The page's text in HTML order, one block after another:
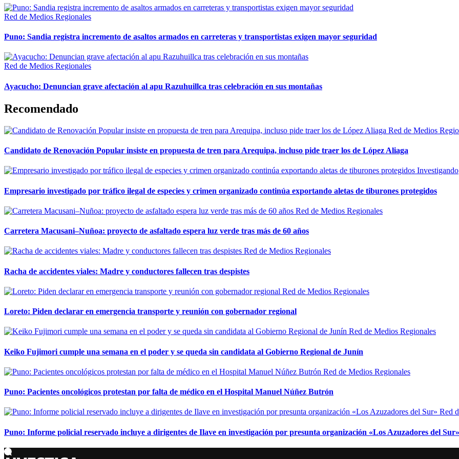
Red de Medios Regionales
Puno: Sandia registra incremento de asaltos armados en carreteras y transportistas exigen mayor seguridad
Red de Medios Regionales
Ayacucho: Denuncian grave afectación al apu Razuhuillca tras celebración en sus montañas
Recomendado
Red de Medios
Candidato de Renovación Popular insiste en propuesta de tren para Arequipa, incluso pide traer los de López Aliaga
Investigando
Empresario investigado por tráfico ilegal de especies y crimen organizado continúa exportando aletas de tiburones protegidos
Red de Medios Regionales
Carretera Macusani–Nuñoa: proyecto de asfaltado espera luz verde tras más de 60 años
Red de Medios Regionales
Racha de accidentes viales: Madre y conductores fallecen tras despistes
Red de Medios Regionales
Loreto: Piden declarar en emergencia transporte y reunión con gobernador regional
Red de Medios Regionales
Keiko Fujimori cumple una semana en el poder y se queda sin candidata al Gobierno Regional de Junín
Red de Medios Regionales
Puno: Pacientes oncológicos protestan por falta de médico en el Hospital Manuel Núñez Butrón
Red
Puno: Informe policial reservado incluye a dirigentes de Ilave en investigación por presunta organización «Los Azuzadores del Sur»